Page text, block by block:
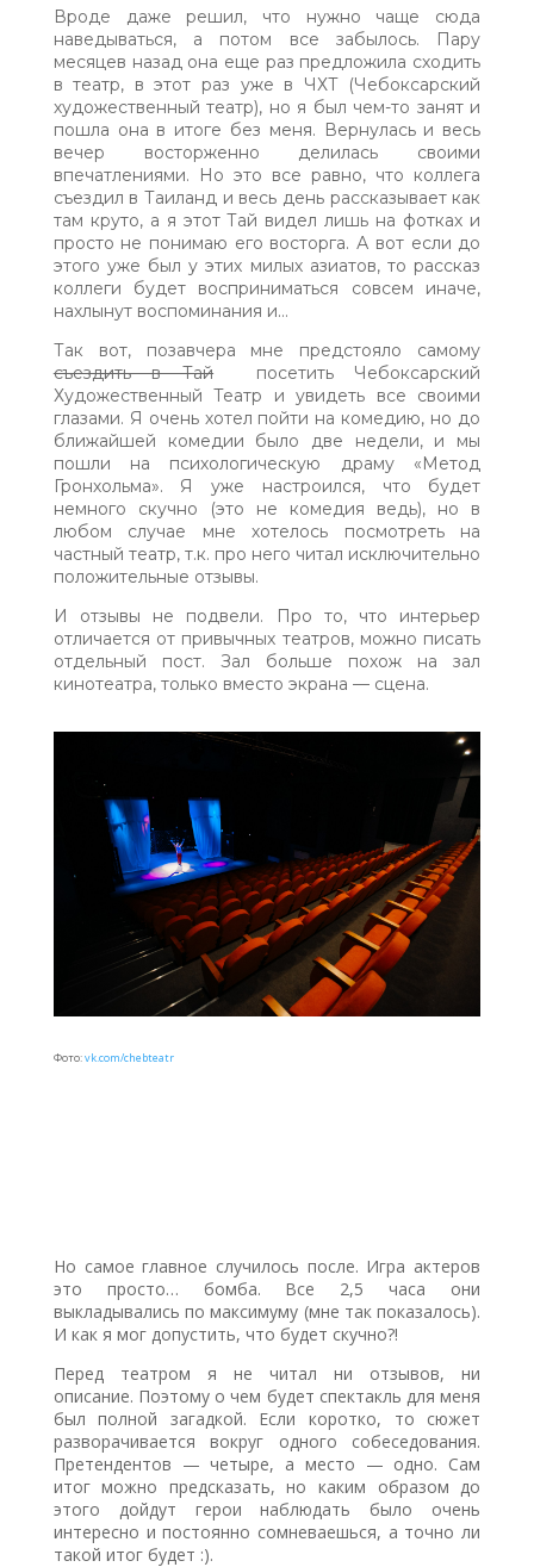
Вроде даже решил, что нужно чаще сюда
наведываться, а потом все забылось. Пару
месяцев назад она еще раз предложила сходить
в театр, в этот раз уже в ЧХТ (Чебоксарский
художественный театр), но я был чем-то занят и
пошла она в итоге без меня. Вернулась и весь
вечер восторженно делилась своими
впечатлениями. Но это все равно, что коллега
съездил в Таиланд и весь день рассказывает как
там круто, а я этот Тай видел лишь на фотках и
просто не понимаю его восторга. А вот если до
этого уже был у этих милых азиатов, то рассказ
коллеги будет восприниматься совсем иначе,
нахлынут воспоминания и…
Так вот, позавчера мне предстояло самому
съездить в Тайпосетить Чебоксарский
Художественный Театр и увидеть все своими
глазами. Я очень хотел пойти на комедию, но до
ближайшей комедии было две недели, и мы
пошли на психологическую драму «Метод
Гронхольма». Я уже настроился, что будет
немного скучно (это не комедия ведь), но в
любом случае мне хотелось посмотреть на
частный театр, т.к. про него читал исключительно
положительные отзывы.
И отзывы не подвели. Про то, что интерьер
отличается от привычных театров, можно писать
отдельный пост. Зал больше похож на зал
кинотеатра, только вместо экрана — сцена.
Фото:vk.com/chebteatr
Но самое главное случилось после. Игра актеров
это просто… бомба. Все 2,5 часа они
выкладывались по максимуму (мне так показалось).
И как я мог допустить, что будет скучно?!
Перед театром я не читал ни отзывов, ни
описание. Поэтому о чем будет спектакль для меня
был полной загадкой. Если коротко, то сюжет
разворачивается вокруг одного собеседования.
Претендентов — четыре, а место — одно. Сам
итог можно предсказать, но каким образом до
этого дойдут герои наблюдать было очень
интересно и постоянно сомневаешься, а точно ли
такой итог будет :).